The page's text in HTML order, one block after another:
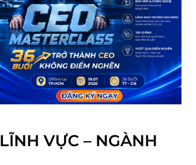
LĨNH VỰC – NGÀNH